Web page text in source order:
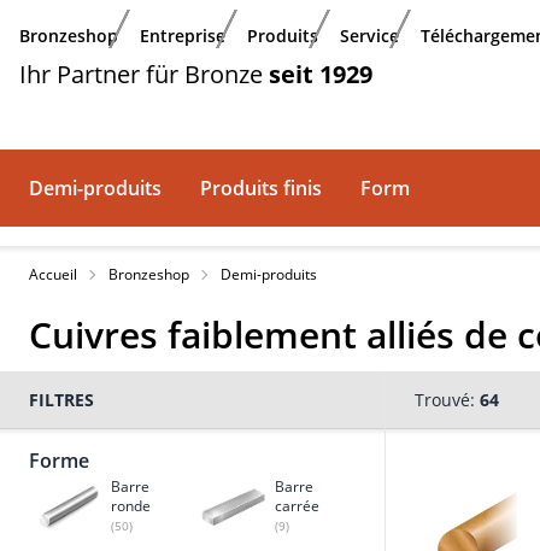
Aller au contenu principal
Bronzeshop Entreprise Produits Service
Ihr Partner für Bronze seit 1929
Demi-produits Produits finis Form
Accueil Bronzeshop Demi-produits
Cuivres faiblement alliés de
Trouvé: 64
FILTRES
Forme
Barre
ronde
(50)
Barre
carrée
(9)